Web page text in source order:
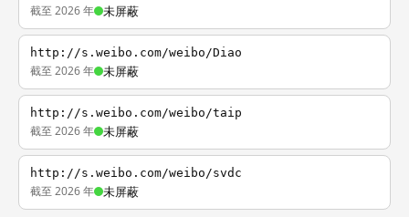
截至 2026 年 未屏蔽
http://s.weibo.com/weibo/Diao
截至 2026 年 未屏蔽
http://s.weibo.com/weibo/taip
截至 2026 年 未屏蔽
http://s.weibo.com/weibo/svdc
截至 2026 年 未屏蔽